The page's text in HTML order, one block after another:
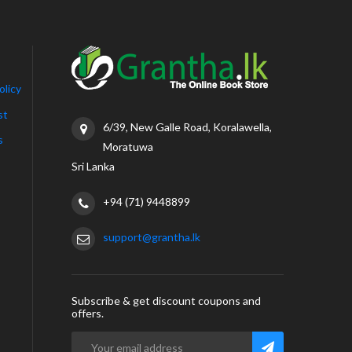
6/39, New Galle Road, Koralawella,
Moratuwa
Sri Lanka
+94 (71) 9448899
support@grantha.lk
Subscribe & get discount coupons and
offers.